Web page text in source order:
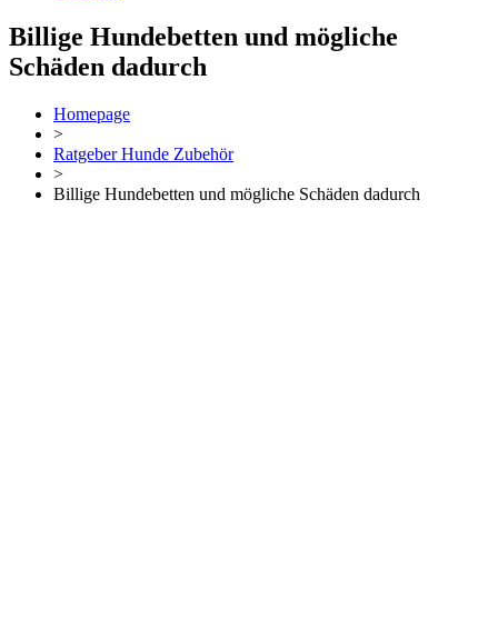
Billige Hundebetten und mögliche
Schäden dadurch
Homepage
>
Ratgeber Hunde Zubehör
>
Billige Hundebetten und mögliche Schäden dadurch